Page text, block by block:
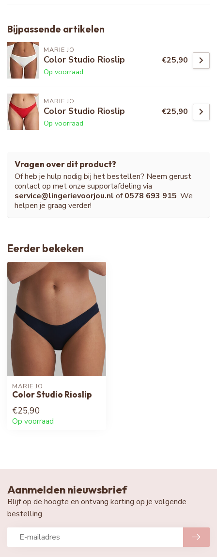
Bijpassende artikelen
MARIE JO
Color Studio Rioslip
Op voorraad
€25,90
MARIE JO
Color Studio Rioslip
Op voorraad
€25,90
Vragen over dit product?
Of heb je hulp nodig bij het bestellen? Neem gerust
contact op met onze supportafdeling via
service@lingerievoorjou.nl of0578 693 915. We
helpen je graag verder!
Eerder bekeken
MARIE JO
Color Studio Rioslip
€25,90
Op voorraad
Aanmelden nieuwsbrief
Blijf op de hoogte en ontvang korting op je volgende
bestelling